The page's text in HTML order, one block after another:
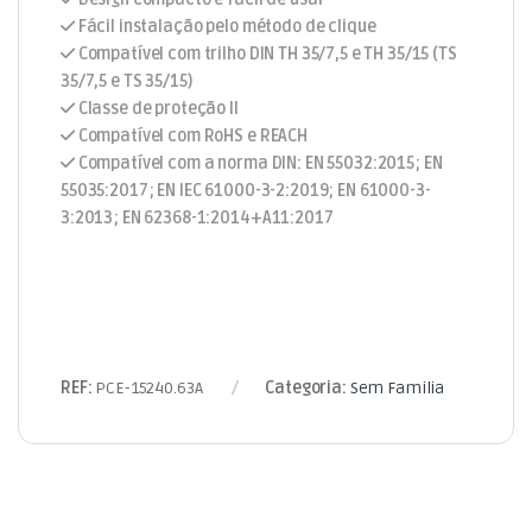
Fácil instalação pelo método de clique
Compatível com trilho DIN TH 35/7,5 e TH 35/15 (TS
35/7,5 e TS 35/15)
Classe de proteção II
Compatível com RoHS e REACH
Compatível com a norma DIN: EN 55032:2015; EN
55035:2017; EN IEC 61000-3-2:2019; EN 61000-3-
3:2013; EN 62368-1:2014+A11:2017
REF: PCE-15240.63A Categoria: Sem Familia